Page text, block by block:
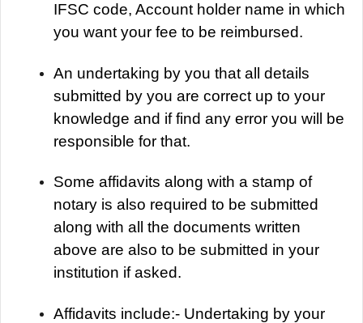
IFSC code, Account holder name in which
you want your fee to be reimbursed.
An undertaking by you that all details
submitted by you are correct up to your
knowledge and if find any error you will be
responsible for that.
Some affidavits along with a stamp of
notary is also required to be submitted
along with all the documents written
above are also to be submitted in your
institution if asked.
Affidavits include:- Undertaking by your